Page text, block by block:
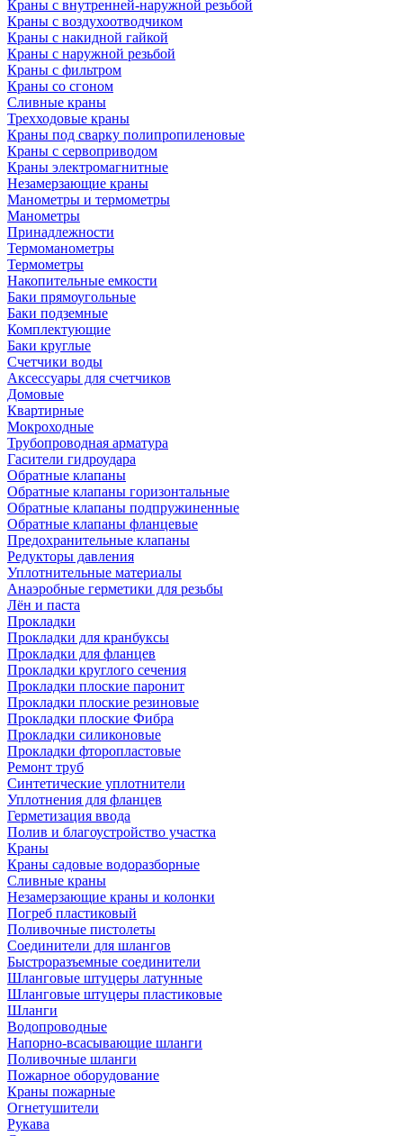
Краны с внутренней-наружной резьбой
Краны с воздухоотводчиком
Краны с накидной гайкой
Краны с наружной резьбой
Краны с фильтром
Краны со сгоном
Сливные краны
Трехходовые краны
Краны под сварку полипропиленовые
Краны с сервоприводом
Краны электромагнитные
Незамерзающие краны
Манометры и термометры
Манометры
Принадлежности
Термоманометры
Термометры
Накопительные емкости
Баки прямоугольные
Баки подземные
Комплектующие
Баки круглые
Счетчики воды
Аксессуары для счетчиков
Домовые
Квартирные
Мокроходные
Трубопроводная арматура
Гасители гидроудара
Обратные клапаны
Обратные клапаны горизонтальные
Обратные клапаны подпружиненные
Обратные клапаны фланцевые
Предохранительные клапаны
Редукторы давления
Уплотнительные материалы
Анаэробные герметики для резьбы
Лён и паста
Прокладки
Прокладки для кранбуксы
Прокладки для фланцев
Прокладки круглого сечения
Прокладки плоские паронит
Прокладки плоские резиновые
Прокладки плоские Фибра
Прокладки силиконовые
Прокладки фторопластовые
Ремонт труб
Синтетические уплотнители
Уплотнения для фланцев
Герметизация ввода
Полив и благоустройство участка
Краны
Краны садовые водоразборные
Сливные краны
Незамерзающие краны и колонки
Погреб пластиковый
Поливочные пистолеты
Соединители для шлангов
Быстроразъемные соединители
Шланговые штуцеры латунные
Шланговые штуцеры пластиковые
Шланги
Водопроводные
Напорно-всасывающие шланги
Поливочные шланги
Пожарное оборудование
Краны пожарные
Огнетушители
Рукава